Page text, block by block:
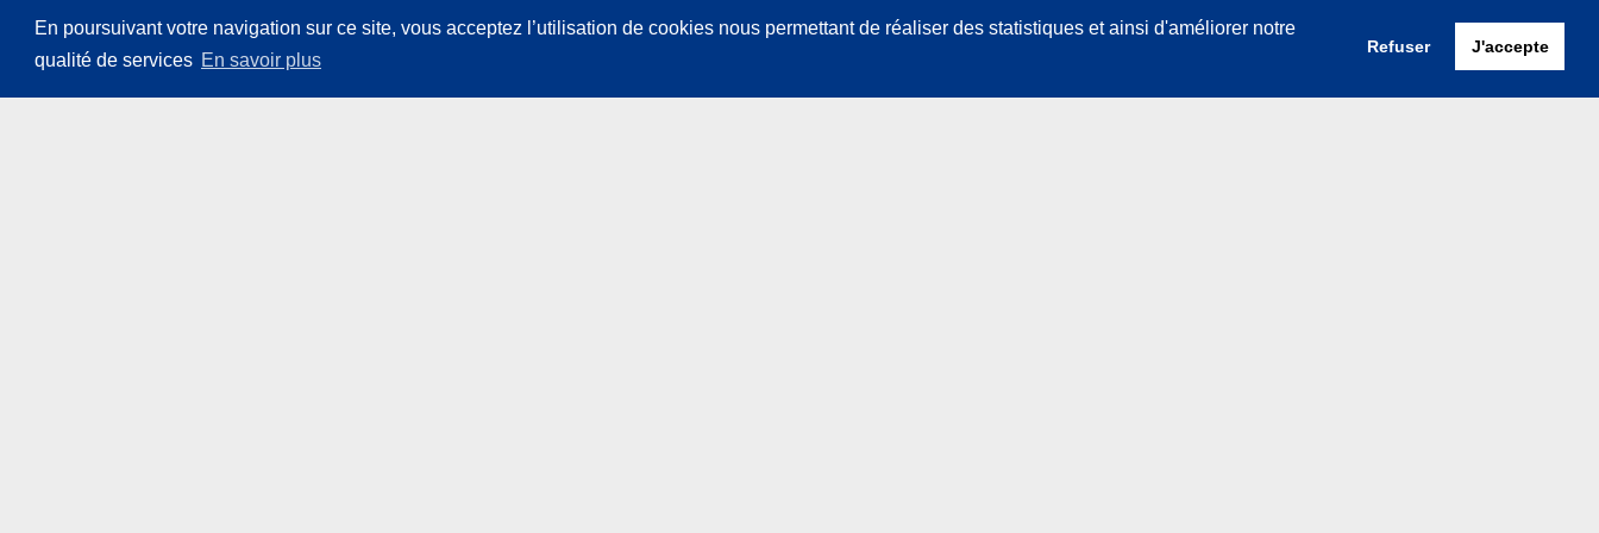
Cookies
En poursuivant votre navigation sur ce site, vous acceptez l’utilisation de cookies nous permettant de réaliser des statistiques et ainsi d'améliorer notre
qualité de services En savoir plus
Refuser J'accepte